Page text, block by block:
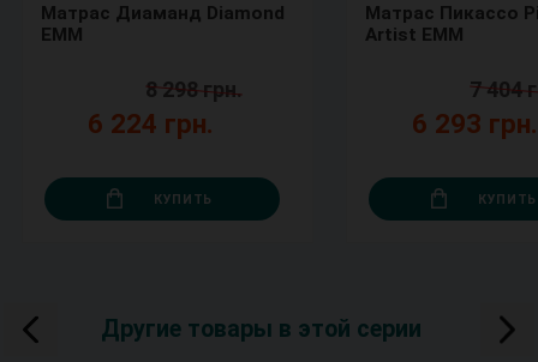
Матрас Диаманд Diamond
ЕММ
6 224 грн.
8 298 грн.
КУПИТЬ
Матрас Пикассо
Artist ЕММ
6 293
7 404
КУПИТЬ
Другие товары в этой серии